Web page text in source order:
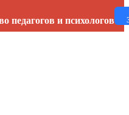
педагогов и психологов